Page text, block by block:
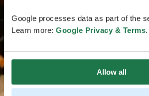
Google processes data as part of the
Learn more: Google Privacy & Terms.
Allow all